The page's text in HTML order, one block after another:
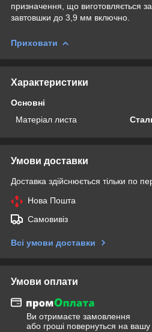
призначення, що виготовляється
завтовшки до 3,9 мм включно.
Приховати
Характеристики
Основні
Матеріал листа
Умови доставки
Доставка здійснюється тільки по
Нова Пошта
Самовивіз
Всі умови доставки
Умови оплати
Ви отримаєте замовлення
або гроші повернуться на вашу